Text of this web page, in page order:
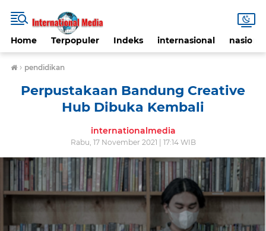
Home Terpopuler Indeks internasional nasional
› pendidikan
Perpustakaan Bandung Creative
Hub Dibuka Kembali
internationalmedia
Rabu, 17 November 2021 | 17:14 WIB